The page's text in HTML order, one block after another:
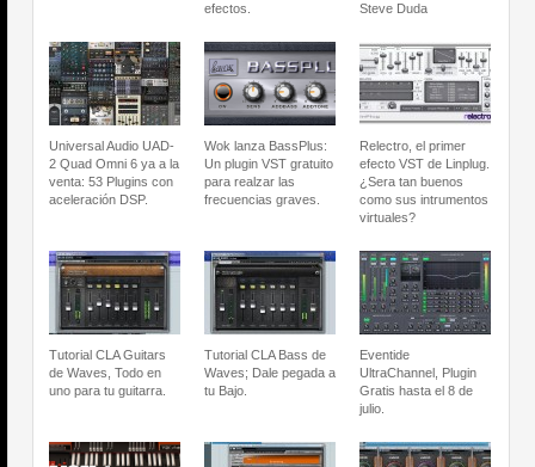
efectos.
Steve Duda
Universal Audio UAD-
2 Quad Omni 6 ya a la
venta: 53 Plugins con
aceleración DSP.
Wok lanza BassPlus:
Un plugin VST gratuito
para realzar las
frecuencias graves.
Relectro, el primer
efecto VST de Linplug.
¿Sera tan buenos
como sus intrumentos
virtuales?
Tutorial CLA Guitars
de Waves, Todo en
uno para tu guitarra.
Tutorial CLA Bass de
Waves; Dale pegada a
tu Bajo.
Eventide
UltraChannel, Plugin
Gratis hasta el 8 de
julio.